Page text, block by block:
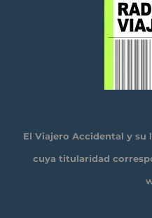
El Viajero Accidental y su
cuya titularidad